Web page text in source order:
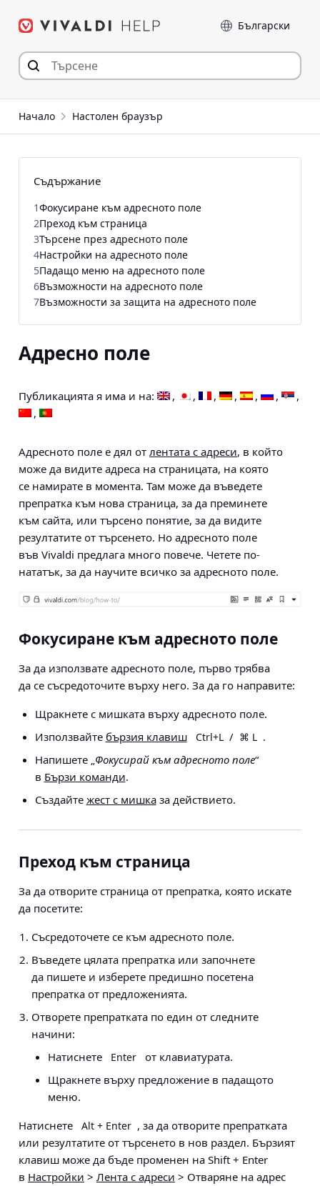
към съдържанието
Език
Начало Настолен браузър
Адресно поле
Публикацията я има и на:
Адресното поле е дял от лентата с адреси, в който
може да видите адреса на страницата, на която
се намирате в момента. Там може да въведете
препратка към нова страница, за да преминете
към сайта, или търсено понятие, за да видите
резултатите от търсенето. Но адресното поле
във Vivaldi предлага много повече. Четете по-
нататък, за да научите всичко за адресното поле.
Фокусиране към адресното поле
За да използвате адресното поле, първо трябва
да се съсредоточите върху него. За да го направите:
Щракнете с мишката върху адресното поле.
Използвайте бързия клавиш Ctrl+L / ⌘ L .
Напишете „Фокусирай към адресното поле“
в Бързи команди.
Създайте жест с мишказа действието.
Преход към страница
За да отворите страница от препратка, която искате
да посетите:
Съсредоточете се към адресното поле.
Въведете цялата препратка или започнете
да пишете и изберете предишно посетена
препратка от предложенията.
Отворете препратката по един от следните
начини:
Натиснете
Enter
от клавиатурата.
Щракнете върху предложение в падащото
меню.
Натиснете
Alt + Enter , за да отворите препратката
или резултатите от търсенето в нов раздел. Бързият
клавиш може да бъде променен на Shift + Enter
в Настройки > Лента с адреси > Отваряне на адрес
Съдържание
1Фокусиране към адресното поле
2Преход към страница
3Търсене през адресното поле
4Настройки на адресното поле
5Падащо меню на адресното поле
6Възможности на адресното поле
7Възможности за защита на адресното поле